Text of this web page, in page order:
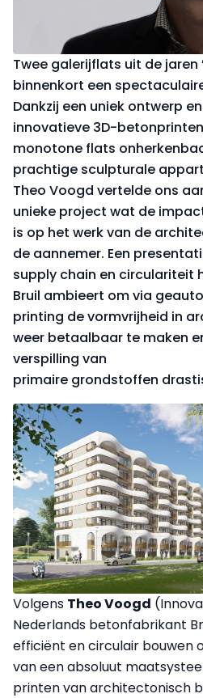
Twee galerijflats uit de jaren
binnenkort een
Dankzij een uniek ontwerp
innovatieve 3D-
monotone flats
prachtige sculpturale
Theo Voogd vertelde ons
unieke project wat de
is op het werk van de
de aannemer. Een
supply chain en circulariteit
Bruil ambieert om via
printing de vormvrijheid in
weer betaalbaar te maken
verspilling van
primaire grondstoffen
Volgens Theo Voogd
Nederlands betonfabrikant
efficiënt en circulair bouwen
van een absoluut
printen van architectonisch